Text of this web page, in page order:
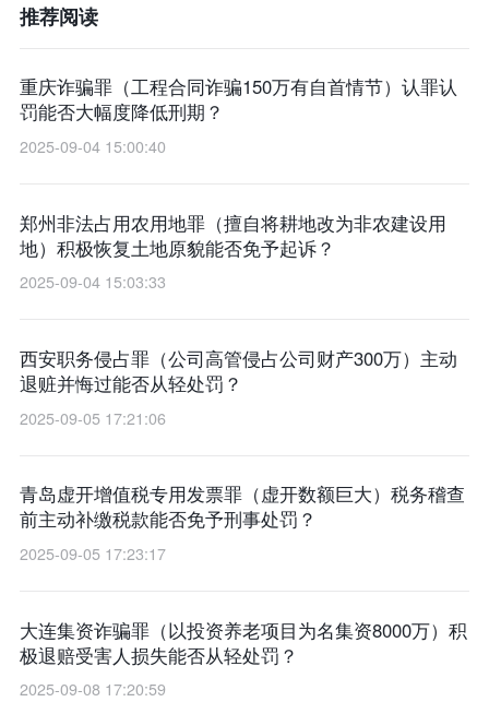
推荐阅读
重庆诈骗罪（工程合同诈骗150万有自首情节）认罪认
罚能否大幅度降低刑期？
2025-09-04 15:00:40
郑州非法占用农用地罪（擅自将耕地改为非农建设用
地）积极恢复土地原貌能否免予起诉？
2025-09-04 15:03:33
西安职务侵占罪（公司高管侵占公司财产300万）主动
退赃并悔过能否从轻处罚？
2025-09-05 17:21:06
青岛虚开增值税专用发票罪（虚开数额巨大）税务稽查
前主动补缴税款能否免予刑事处罚？
2025-09-05 17:23:17
大连集资诈骗罪（以投资养老项目为名集资8000万）积
极退赔受害人损失能否从轻处罚？
2025-09-08 17:20:59